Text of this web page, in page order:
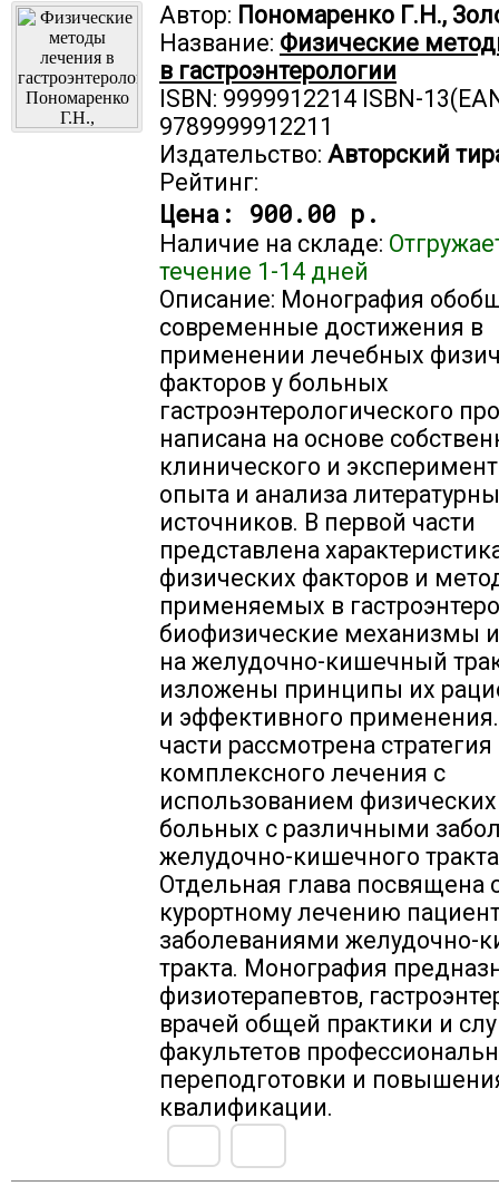
Автор: Пономаренко Г.Н.,
Название: Физические
в гастроэнтерологии
ISBN: 9999912214 ISBN-
9789999912211
Издательство: Авторский
Рейтинг:
Цена: 900.00 р.
Наличие на складе:
течение 1-14 дней
Описание: Монография
современные достижения в
применении лечебных
факторов у больных
гастроэнтерологического
написана на основе
клинического и
опыта и анализа
источников. В первой части
представлена
физических факторов и
применяемых в
биофизические механизмы
на желудочно-кишечный
изложены принципы их
и эффективного
части рассмотрена стратегия
комплексного лечения с
использованием
больных с различными
желудочно-кишечного
Отдельная глава посвящена
курортному лечению
заболеваниями желудочно-
тракта. Монография
физиотерапевтов,
врачей общей практики и
факультетов
переподготовки и
квалификации.